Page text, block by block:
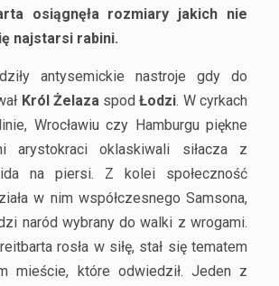
osiągnęła rozmiary jakich nie
najstarsi rabini.
antysemickie nastroje gdy do
Król ŻelazaspodŁodzi. W cyrkach
Wrocławiu czy Hamburgu piękne
arystokraci oklaskiwali siłacza z
na piersi. Z kolei społeczność
w nim współczesnego Samsona,
naród wybrany do walki z wrogami.
rosła w siłę, stał się tematem
mieście, które odwiedził. Jeden z